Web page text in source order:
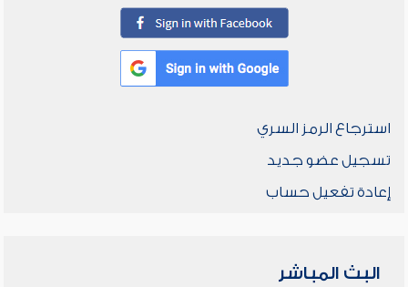
استرجاع الرمز السري
تسجيل عضو جديد
إعادة تفعيل حساب
البث المباشر